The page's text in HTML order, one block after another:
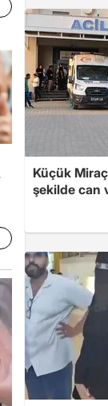
Küçük
şekilde can